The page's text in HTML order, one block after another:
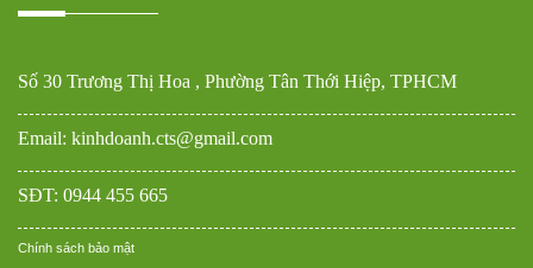
Số 30 Trương Thị Hoa , Phường Tân Thới Hiệp, TPHCM
Email: kinhdoanh.cts@gmail.com
SĐT: 0944 455 665
Chính sách bảo mật